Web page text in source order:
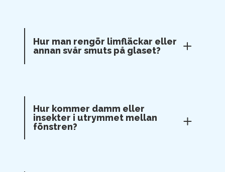
Hur man rengör limfläckar eller
annan svår smuts på glaset?
Hur kommer damm eller
insekter i utrymmet mellan
fönstren?